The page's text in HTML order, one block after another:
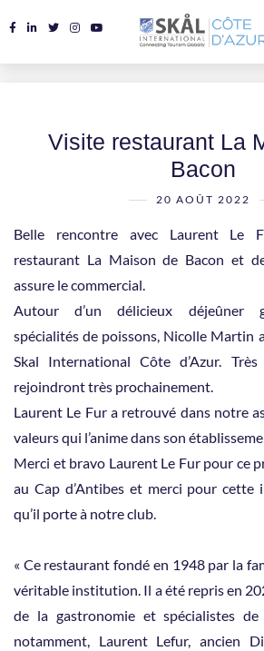
Visite restaurant La
Bacon
20 AOÛT 2022
Belle rencontre avec Laurent Le
restaurant La Maison de Bacon et
assure le commercial.
Autour d’un délicieux déjeûner
spécialités de poissons, Nicolle Martin
Skal International Côte d’Azur.
rejoindront très prochainement.
Laurent Le Fur a retrouvé dans notre
valeurs qui l’anime dans son
Merci et bravo Laurent Le Fur pour ce
au Cap d’Antibes et merci pour cette
qu’il porte à notre club.
« Ce restaurant fondé en 1948 par la
véritable institution. Il a été repris en
de la gastronomie et spécialistes de
notamment, Laurent Lefur, ancien